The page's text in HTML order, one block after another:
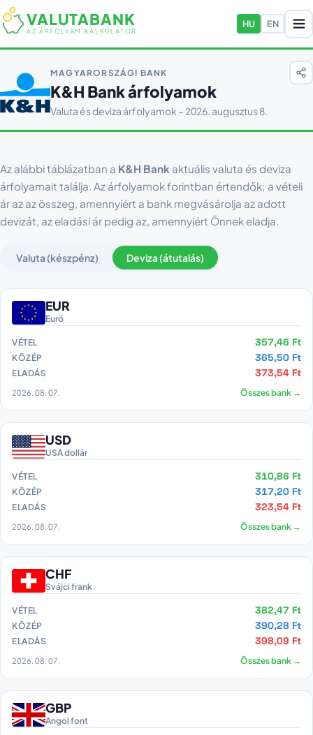
VALUTABANK
AZ ÁRFOLYAM KALKULÁTOR
HU EN
MAGYARORSZÁGI BANK
K&H Bank árfolyamok
Valuta és deviza árfolyamok – 2026. augusztus 8.
Az alábbi táblázatban a K&H Bank aktuális valuta és deviza
árfolyamait találja. Az árfolyamok forintban értendők; a vételi
ár az az összeg, amennyiért a bank megvásárolja az adott
devizát, az eladási ár pedig az, amennyiért Önnek eladja.
Valuta (készpénz) Deviza (átutalás)
EUR
Euró
VÉTEL 357,46 Ft
KÖZÉP 365,50 Ft
ELADÁS 373,54 Ft
2026. 08. 07. Összes bank →
USD
USA dollár
VÉTEL 310,86 Ft
KÖZÉP 317,20 Ft
ELADÁS 323,54 Ft
2026. 08. 07. Összes bank →
CHF
Svájci frank
VÉTEL 382,47 Ft
KÖZÉP 390,28 Ft
ELADÁS 398,09 Ft
2026. 08. 07. Összes bank →
GBP
Angol font